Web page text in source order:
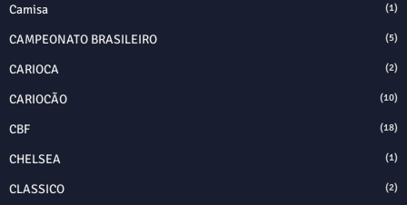
Camisa (1)
CAMPEONATO BRASILEIRO (5)
CARIOCA (2)
CARIOCÃO (10)
CBF (18)
CHELSEA (1)
CLASSICO (2)